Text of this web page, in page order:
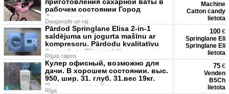
рабочем состоянии Город
Даугавпилс
Daugavpils un raj.
Machine
Catton candy
lietota
Pārdod Springlane Elisa 2-in-1
saldējuma un jogurta mašīnu ar
kompresoru. Pārdodu kvalitatīvu
Springlane Elisa saldē
Rīgas rajons
100 €
Springlane Eli
Springlane Eli
lietota
Кулер офисный, возможно для
дачи. В хорошем состоянии. выс.
950, шир. 31. глуб. 31.вес 19кг.
Производство Корея.
Rīga
75 €
Venden
B5Ch
lietota